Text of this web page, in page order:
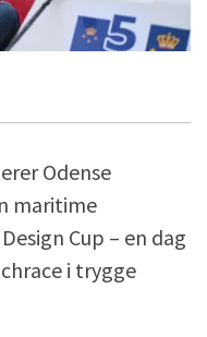
Odense
maritime
Cup – en dag
i trygge